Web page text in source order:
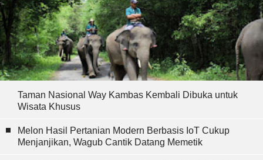
Taman Nasional Way Kambas Kembali Dibuka untuk
Wisata Khusus
Melon Hasil Pertanian Modern Berbasis IoT Cukup
Menjanjikan, Wagub Cantik Datang Memetik